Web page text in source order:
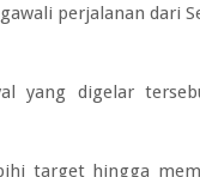
perjalanan dari
yang digelar
target hingga